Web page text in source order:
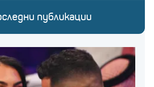
публикации